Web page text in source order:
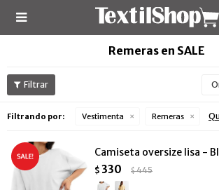

Remeras en SALE
Filtrando por: Vestimenta Remeras
Camiseta oversize lisa -
$ 330 $445